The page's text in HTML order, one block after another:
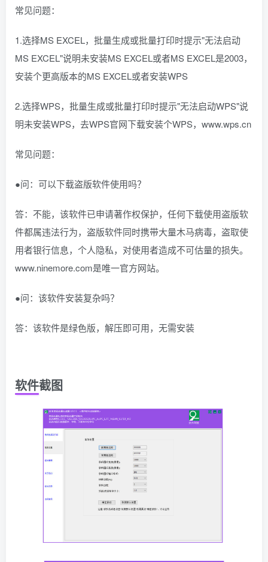
常见问题：
1.选择MS EXCEL，批量生成或批量打印时提示"无法启动
MS EXCEL"说明未安装MS EXCEL或者MS EXCEL是2003，
安装个更高版本的MS EXCEL或者安装WPS
2.选择WPS，批量生成或批量打印时提示"无法启动WPS"说
明未安装WPS，去WPS官网下载安装个WPS，www.wps.cn
常见问题：
●问：可以下载盗版软件使用吗？
答：不能，该软件已申请著作权保护，任何下载使用盗版软
件都属违法行为，盗版软件同时携带大量木马病毒，盗取使
用者银行信息，个人隐私，对使用者造成不可估量的损失。
www.ninemore.com是唯一官方网站。
●问：该软件安装复杂吗？
答：该软件是绿色版，解压即可用，无需安装
软件截图